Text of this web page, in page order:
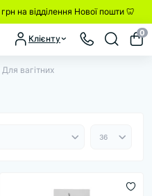
на відділення Нової пошти 🦷
Клієнту
0
Для вагітних